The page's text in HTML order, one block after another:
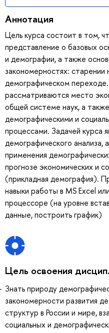
Аннотация
Цель курса состоит в том,
представление о базовых
и демографии, а также
закономерностях: старении
демографическом
рассматриваются место
общей системе наук, а
демографическими и
процессами. Задачей курса
демографического анализа,
применения
прогнозе экономических и
(прикладная демография).
навыки работы в MS Excel
процессоре (на уровне
данные, построить график)
Цель освоения
Знать природу
закономерности развития
структур в России и мире,
социальных и